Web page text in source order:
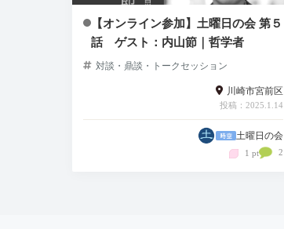
【オンライン参加】土曜日の会 第５
話 ゲスト：内山節｜哲学者
対談・鼎談・トークセッション
川崎市宮前区
投稿：2025.1.14
土曜日の会
1 pt 2